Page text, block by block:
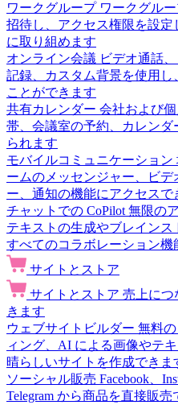
ワークグループ ワークグル
招待し、アクセス権限を設定
に取り組めます
オンライン会議 ビデオ通話
記録、カスタム背景を使用
ことができます
共有カレンダー 会社および
帯、会議室の予約、カレン
られます
モバイルコミュニケーション
ームのメッセンジャー、ビ
ー、通知の機能にアクセスで
チャットでの CoPilot 無限の
テキストの生成やブレイン
すべてのコラボレーション機
サイトとストア
サイトとストア 売上につ
きます
ウェブサイトビルダー 無料
ィング、AI による画像やテ
晴らしいサイトを作成できま
ソーシャル販売 Facebook、
Telegram から商品を直接販売